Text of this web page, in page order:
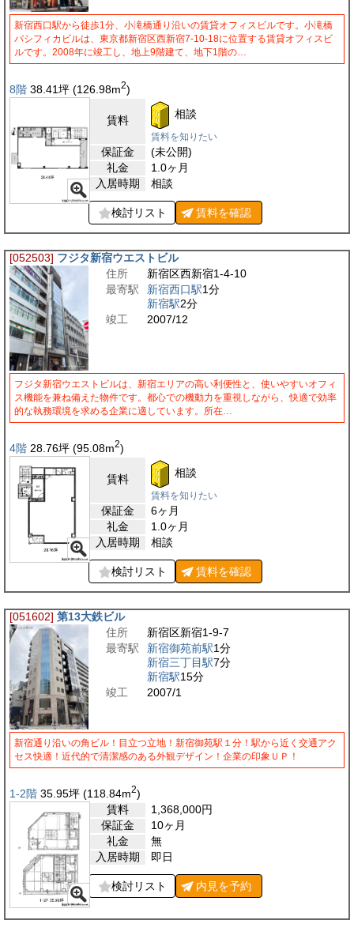
新宿西口駅から徒歩1分、小滝橋通り沿いの賃貸オフィスビルです。小滝橋
パシフィカビルは、東京都新宿区西新宿7-10-18に位置する賃貸オフィスビ
ルです。2008年に竣工し、地上9階建て、地下1階の…
8階 38.41坪 (126.98m2)
賃料 相談
賃料を知りたい
保証金
(未公開)
礼金
1.0ヶ月
入居時期
相談
検討リスト 賃料を確認
[052503] フジタ新宿ウエストビル
住所
新宿区西新宿1-4-10
最寄駅
新宿西口駅1分
新宿駅2分
竣工
2007/12
フジタ新宿ウエストビルは、新宿エリアの高い利便性と、使いやすいオフィ
ス機能を兼ね備えた物件です。都心での機動力を重視しながら、快適で効率
的な執務環境を求める企業に適しています。所在…
4階 28.76坪 (95.08m2)
賃料 相談
賃料を知りたい
保証金
6ヶ月
礼金
1.0ヶ月
入居時期
相談
検討リスト 賃料を確認
[051602] 第13大鉄ビル
住所
新宿区新宿1-9-7
最寄駅
新宿御苑前駅1分
新宿三丁目駅7分
新宿駅15分
竣工
2007/1
新宿通り沿いの角ビル！目立つ立地！新宿御苑駅１分！駅から近く交通アク
セス快適！近代的で清潔感のある外観デザイン！企業の印象ＵＰ！
1-2階 35.95坪 (118.84m2)
賃料
1,368,000円
保証金
10ヶ月
礼金
無
入居時期
即日
検討リスト 内見を予約